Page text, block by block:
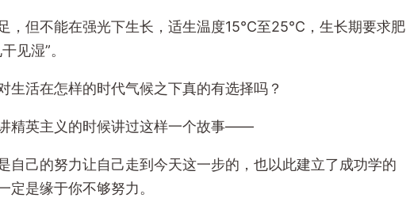
，但不能在强光下生长，适生温度15℃至25℃，生长期要求肥
见湿”。
生活在怎样的时代气候之下真的有选择吗？
精英主义的时候讲过这样一个故事——
自己的努力让自己走到今天这一步的，也以此建立了成功学的
是缘于你不够努力。